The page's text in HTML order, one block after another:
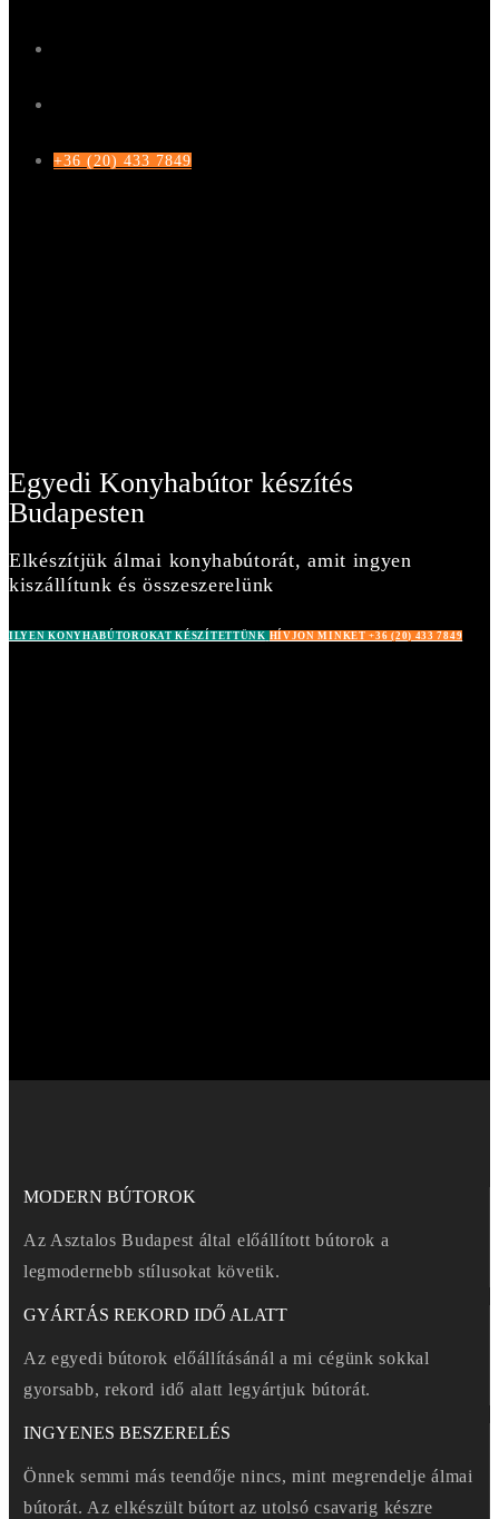
+36 (20) 433 7849
Egyedi Konyhabútor készítés
Budapesten
Elkészítjük álmai konyhabútorát, amit ingyen
kiszállítunk és összeszerelünk
ILYEN KONYHABÚTOROKAT KÉSZÍTETTÜNK HÍVJON MINKET +36 (20) 433 7849
MODERN BÚTOROK
Az Asztalos Budapest által előállított bútorok a
legmodernebb stílusokat követik.
GYÁRTÁS REKORD IDŐ ALATT
Az egyedi bútorok előállításánál a mi cégünk sokkal
gyorsabb, rekord idő alatt legyártjuk bútorát.
INGYENES BESZERELÉS
Önnek semmi más teendője nincs, mint megrendelje álmai
bútorát. Az elkészült bútort az utolsó csavarig készre